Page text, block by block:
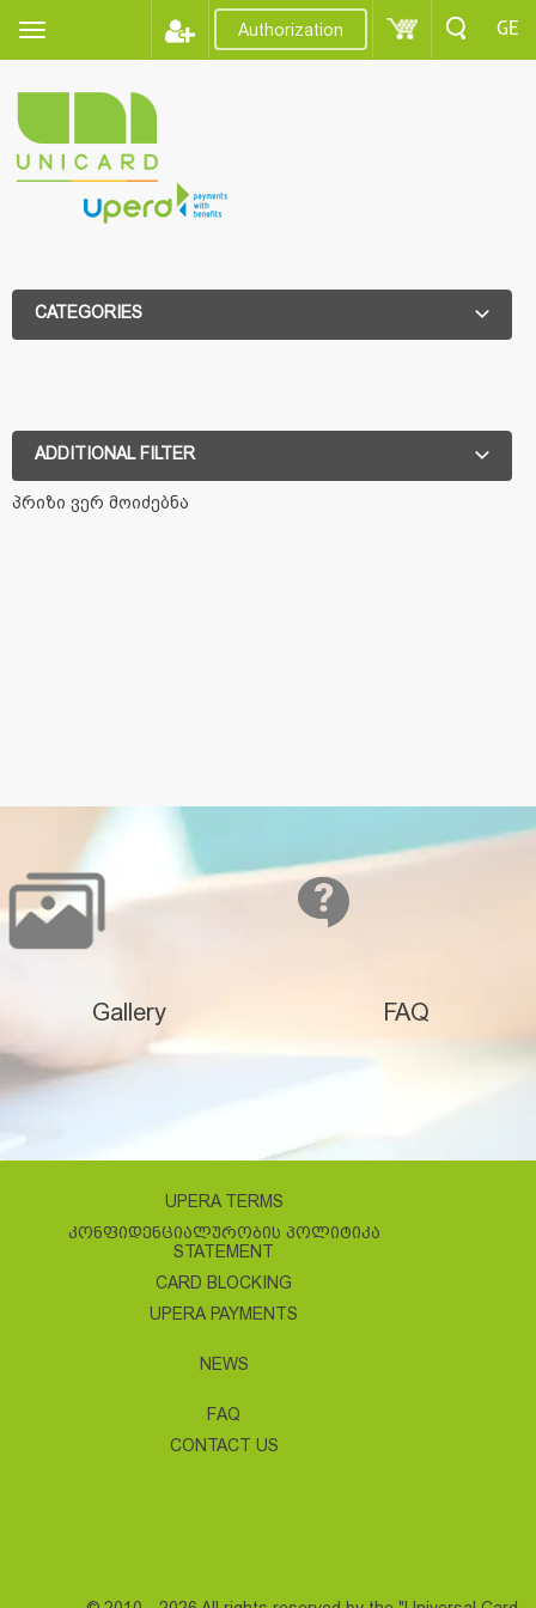
Authorization GE
CATEGORIES
ADDITIONAL FILTER
პრიზი ვერ მოიძებნა
Gallery FAQ
UPERA TERMS
ᲙᲝᲜᲤᲘᲓᲔᲜᲪᲘᲐᲚᲣᲠᲝᲑᲘᲡ ᲞᲝᲚᲘᲢᲘᲙᲐ
STATEMENT
CARD BLOCKING
UPERA PAYMENTS
NEWS
FAQ
CONTACT US